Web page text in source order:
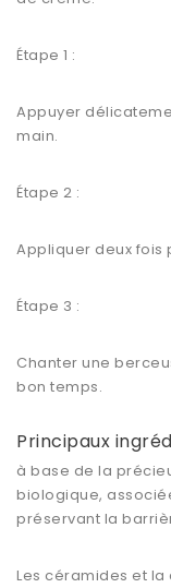
Étape 1 :
Appuyer
main.
Étape 2 :
Appliquer deux fois
Étape 3 :
Chanter une
bon temps.
Principaux
à base de la
biologique,
préservant la
Les céramides et